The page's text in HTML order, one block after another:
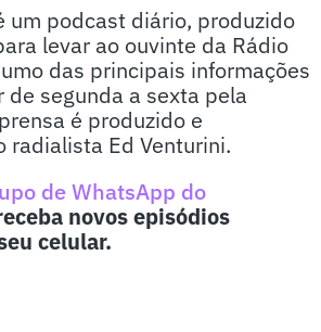
um podcast diário, produzido
levar ao ouvinte da Rádio
das principais informações
de segunda a sexta pela
é produzido e
radialista Ed Venturini.
de WhatsApp do
novos episódios
celular.